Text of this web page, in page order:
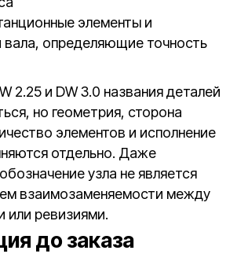
элементы и
вала, определяющие точность
2.25 и DW 3.0 названия деталей
но геометрия, сторона
элементов и исполнение
отдельно. Даже
узла не является
взаимозаменяемости между
или ревизиями.
до заказа